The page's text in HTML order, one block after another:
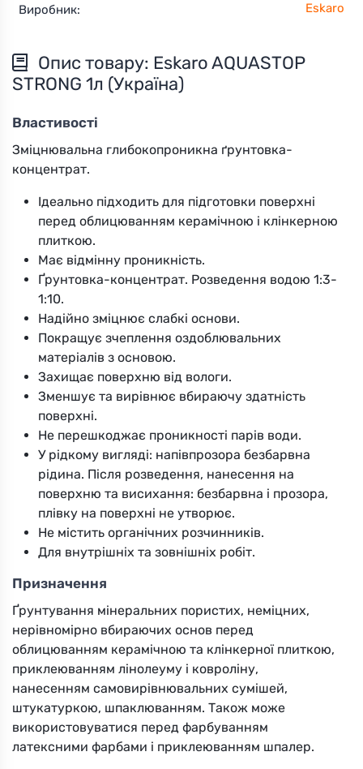
Виробник: Eskaro
Опис товару: Eskaro AQUASTOP
STRONG 1л (Україна)
Властивості
Зміцнювальна глибокопроникна ґрунтовка-
концентрат.
Ідеально підходить для підготовки поверхні
перед облицюванням керамічною і клінкерною
плиткою.
Має відмінну проникність.
Ґрунтовка-концентрат. Розведення водою 1:3-
1:10.
Надійно зміцнює слабкі основи.
Покращує зчеплення оздоблювальних
матеріалів з основою.
Захищає поверхню від вологи.
Зменшує та вирівнює вбираючу здатність
поверхні.
Не перешкоджає проникності парів води.
У рідкому вигляді: напівпрозора безбарвна
рідина. Після розведення, нанесення на
поверхню та висихання: безбарвна і прозора,
плівку на поверхні не утворює.
Не містить органічних розчинників.
Для внутрішніх та зовнішніх робіт.
Призначення
Ґрунтування мінеральних пористих, неміцних,
нерівномірно вбираючих основ перед
облицюванням керамічною та клінкерної плиткою,
приклеюванням лінолеуму і ковроліну,
нанесенням самовирівнювальних сумішей,
штукатуркою, шпаклюванням. Також може
використовуватися перед фарбуванням
латексними фарбами і приклеюванням шпалер.